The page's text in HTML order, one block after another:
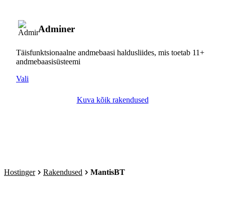
Adminer
Täisfunktsionaalne andmebaasi haldusliides, mis toetab 11+
andmebaasisüsteemi
Vali
Kuva kõik rakendused
Hostinger Rakendused MantisBT